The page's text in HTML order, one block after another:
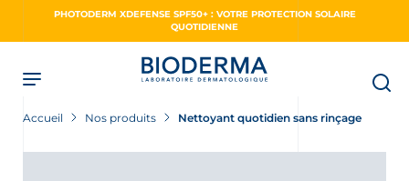
PHOTODERM XDEFENSE SPF50+ : VOTRE PROTECTION SOLAIRE
QUOTIDIENNE
Accueil Nos produits Nettoyant quotidien sans rinçage